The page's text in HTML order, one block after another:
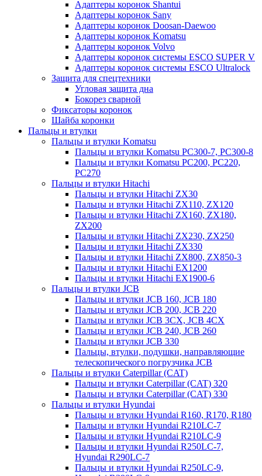
Адаптеры коронок Shantui
Адаптеры коронок Sany
Адаптеры коронок Doosan-Daewoo
Адаптеры коронок Komatsu
Адаптеры коронок Volvo
Адаптеры коронок системы ESCO SUPER V
Адаптеры коронок системы ESCO Ultralock
Защита для спецтехники
Угловая защита дна
Бокорез сварной
Фиксаторы коронок
Шайба коронки
Пальцы и втулки
Пальцы и втулки Komatsu
Пальцы и втулки Komatsu PC300-7, PC300-8
Пальцы и втулки Komatsu PC200, PC220,
PC270
Пальцы и втулки Hitachi
Пальцы и втулки Hitachi ZX30
Пальцы и втулки Hitachi ZX110, ZX120
Пальцы и втулки Hitachi ZX160, ZX180,
ZX200
Пальцы и втулки Hitachi ZX230, ZX250
Пальцы и втулки Hitachi ZX330
Пальцы и втулки Hitachi ZX800, ZX850-3
Пальцы и втулки Hitachi EX1200
Пальцы и втулки Hitachi EX1900-6
Пальцы и втулки JCB
Пальцы и втулки JCB 160, JCB 180
Пальцы и втулки JCB 200, JCB 220
Пальцы и втулки JCB 3CX, JCB 4CX
Пальцы и втулки JCB 240, JCB 260
Пальцы и втулки JCB 330
Пальцы, втулки, подушки, направляющие
телескопического погрузчика JCB
Пальцы и втулки Caterpillar (CAT)
Пальцы и втулки Caterpillar (CAT) 320
Пальцы и втулки Caterpillar (CAT) 330
Пальцы и втулки Hyundai
Пальцы и втулки Hyundai R160, R170, R180
Пальцы и втулки Hyundai R210LC-7
Пальцы и втулки Hyundai R210LC-9
Пальцы и втулки Hyundai R250LC-7,
Hyundai R290LC-7
Пальцы и втулки Hyundai R250LC-9,